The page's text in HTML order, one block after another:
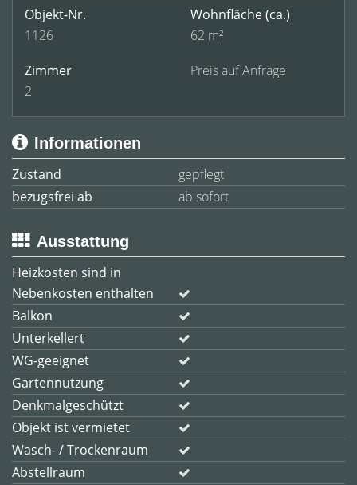
Objekt-Nr.
1126
Wohnfläche(ca.)
62 m²
Zimmer
2
Preis auf Anfrage
Informationen
Zustand
gepflegt
bezugsfrei ab
ab sofort
Ausstattung
Heizkosten sind in
Nebenkosten enthalten
Balkon
Unterkellert
WG-geeignet
Gartennutzung
Denkmalgeschützt
Objekt ist vermietet
Wasch- / Trockenraum
Abstellraum